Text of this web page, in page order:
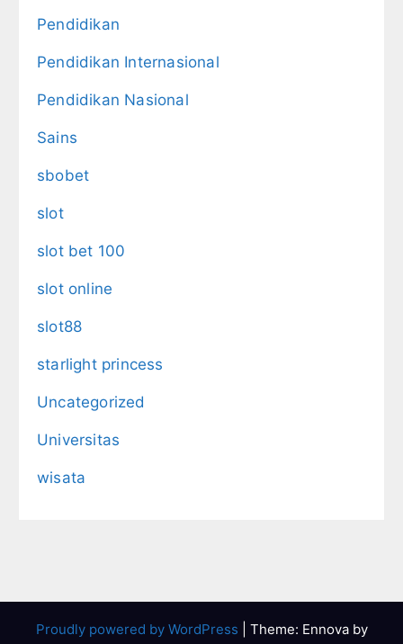
Pendidikan
Pendidikan Internasional
Pendidikan Nasional
Sains
sbobet
slot
slot bet 100
slot online
slot88
starlight princess
Uncategorized
Universitas
wisata
Proudly powered by WordPress
Theme: Ennova by